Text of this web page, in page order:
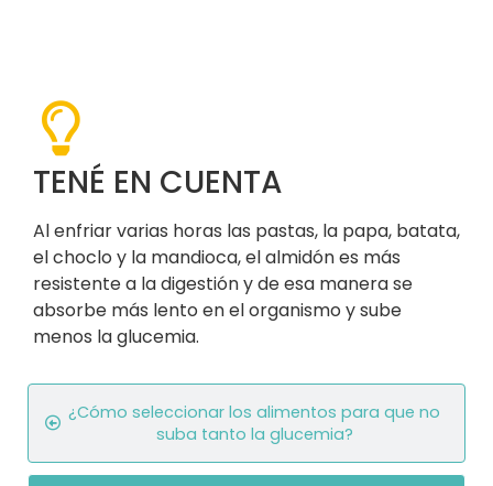
TENÉ EN CUENTA
Al enfriar varias horas las pastas, la papa, batata,
el choclo y la mandioca, el almidón es más
resistente a la digestión y de esa manera se
absorbe más lento en el organismo y sube
menos la glucemia.
¿Cómo seleccionar los alimentos para que no
suba tanto la glucemia?